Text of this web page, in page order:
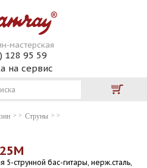
мастерская
128 95 59
на сервис
Струны
5-струнной бас-гитары, нерж.сталь,